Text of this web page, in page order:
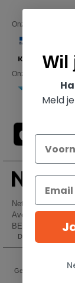
Onze financiële
Onze transporteurs
Netenders
Avenue Hermann-
BE61 3632 1629
Dit is GEEN
Wettelijke
Wil
Meld